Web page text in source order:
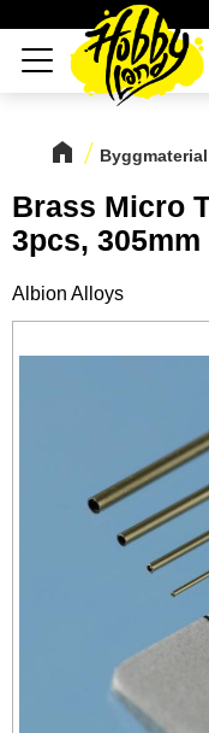
Meny
Byggmaterial
Brass Micro
3pcs, 305mm
Albion Alloys